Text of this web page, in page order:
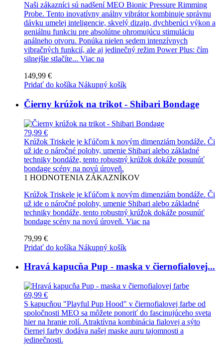
Naši zákazníci sú nadšení MEO Bionic Pressure Rimming
Probe. Tento inovatívny análny vibrátor kombinuje správnu
dávku umelej inteligencie, skvelý dizajn, dychberúci výkon a
geniálnu funkciu pre absolútne ohromujúcu stimuláciu
análneho otvoru. Ponúka nielen sedem intenzívnych
vibračných funkcií, ale aj jedinečný režim Power Plus: čím
silnejšie stlačíte... Viac na
149,99 €
Pridať do košíka Nákupný košík
Čierny krúžok na trikot - Shibari Bondage
79,99 €
Krúžok Triskele je kľúčom k novým dimenziám bondáže. Či
už ide o náročné polohy, umenie Shibari alebo základné
techniky bondáže, tento robustný krúžok dokáže posunúť
bondage scény na novú úroveň.
1 HODNOTENIA ZÁKAZNÍKOV
Krúžok Triskele je kľúčom k novým dimenziám bondáže. Či
už ide o náročné polohy, umenie Shibari alebo základné
techniky bondáže, tento robustný krúžok dokáže posunúť
bondage scény na novú úroveň. Viac na
79,99 €
Pridať do košíka Nákupný košík
Hravá kapucňa Pup - maska v čiernofialovej...
69,99 €
S kapucňou "Playful Pup Hood" v čiernofialovej farbe od
spoločnosti MEO sa môžete ponoriť do fascinujúceho sveta
hier na hranie rolí. Atraktívna kombinácia fialovej a sýto
čiernej farby dodáva našej maske auru tajomnosti a
jedinečnosti.